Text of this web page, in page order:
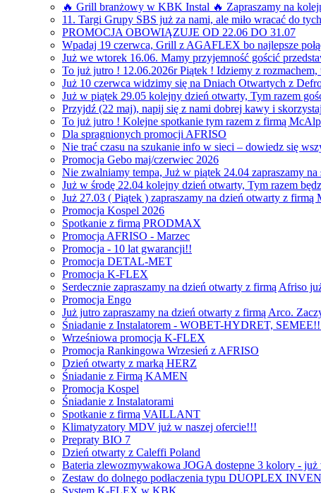
🔥 Grill branżowy w KBK Instal 🔥 Zapraszamy na
11. Targi Grupy SBS już za nami, ale miło wracać do
PROMOCJA OBOWIĄZUJE OD 22.06 DO 31.07
Wpadaj 19 czerwca, Grill z AGAFLEX bo najlepsze
Już we wtorek 16.06. Mamy przyjemność gościć
To już jutro ! 12.06.2026r Piątek ! Idziemy z
Już 10 czerwca widzimy się na Dniach Otwartych z
Już w piątek 29.05 kolejny dzień otwarty, Tym razem
Przyjdź (22 maj), napij się z nami dobrej kawy i
To już jutro ! Kolejne spotkanie tym razem z firmą
Dla spragnionych promocji AFRISO
Nie trać czasu na szukanie info w sieci – dowiedz się
Promocja Gebo maj/czerwiec 2026
Nie zwalniamy tempa, Już w piątek 24.04 zapraszamy
Już w środę 22.04 kolejny dzień otwarty, Tym razem
Już 27.03 ( Piątek ) zapraszamy na dzień otwarty z
Promocja Kospel 2026
Spotkanie z firmą PRODMAX
Promocja AFRISO - Marzec
Promocja - 10 lat gwarancji!!
Promocja DETAL-MET
Promocja K-FLEX
Serdecznie zapraszamy na dzień otwarty z firmą Afriso
Promocja Engo
Już jutro zapraszamy na dzień otwarty z firmą Arco.
Śniadanie z Instalatorem - WOBET-HYDRET,
Wrześniowa promocja K-FLEX
Promocja Rankingowa Wrzesień z AFRISO
Dzień otwarty z marką HERZ
Śniadanie z Firmą KAMEN
Promocja Kospel
Śniadanie z Instalatorami
Spotkanie z firmą VAILLANT
Klimatyzatory MDV już w naszej ofercie!!!
Prepraty BIO 7
Dzień otwarty z Caleffi Poland
Bateria zlewozmywakowa JOGA dostepne 3 kolory -
Zestaw do dolnego podłaczenia typu DUOPLEX